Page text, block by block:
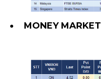
MONEY MARKET